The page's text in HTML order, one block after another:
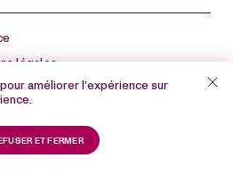
légales
données à caractère
pixels de suivi
améliorer l’expérience sur
ET FERMER